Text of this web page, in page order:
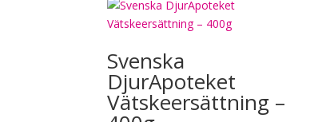
Svenska
DjurApoteket
Vätskeersättning –